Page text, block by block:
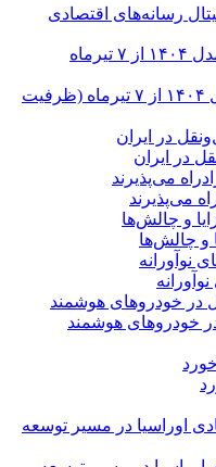
رسانه‌های اقتصادی
شروع فروش تیگو ۸ پرومکس IE مدل ۱۴۰۴ از ۷ تیرماه (ظرفیت
در ایران
می‌پذیرند
و چالش‌ها
خودروهای هوشمند